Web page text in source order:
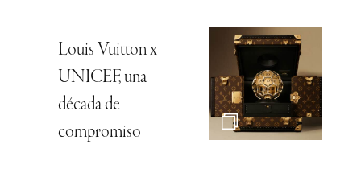
Louis Vuitton x
UNICEF, una
década de
compromiso